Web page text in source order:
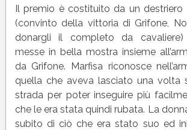
Il premio è costituito da un destriero
(convinto della vittoria di Grifone,
donargli il completo da
messe in bella mostra insieme
da Grifone. Marfisa riconosce
quella che aveva lasciato una volta
strada per poter inseguire più
che le era stata quindi rubata. La
subito di ciò che era stato suo ed